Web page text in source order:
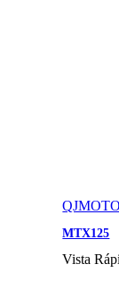
MTX125
Vista